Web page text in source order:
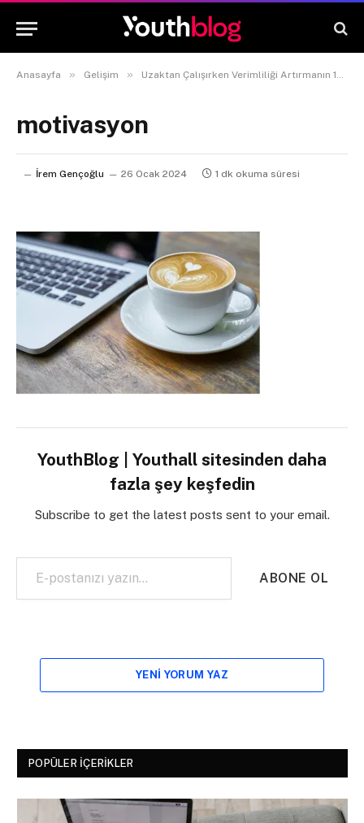
Anasayfa » Gelişim » Uzaktan Çalışırken Verimliliği Artırmanın 10 Yolu
motivasyon
İrem Gençoğlu 26 Ocak 2024 1 dk okuma süresi
YouthBlog | Youthall sitesinden daha
fazla şey keşfedin
Subscribe to get the latest posts sent to your email.
E-postanızı yazın…
ABONE OL
YENI YORUM YAZ
POPÜLER İÇERIKLER